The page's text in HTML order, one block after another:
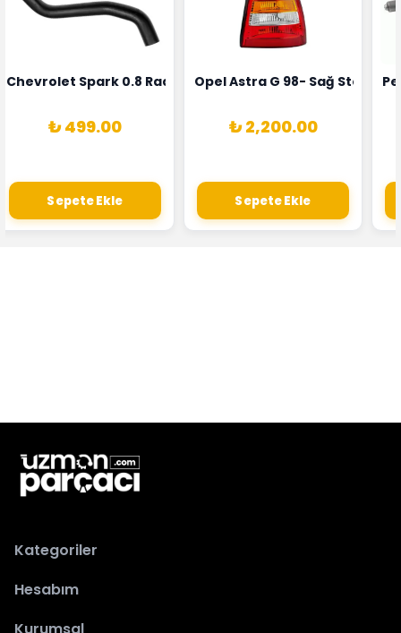
1628HN-0258010081
Alternatörü Valeo Marka 05E903018G
Chevrolet Spark 0.8 Radyatör Üst Hortumu Rapro Marka
₺ 499.00
Sepete Ekle
Opel Astra G 98- Sağ Stop
₺ 2,200.00
Sepete Ekle
Kategoriler
Hesabım